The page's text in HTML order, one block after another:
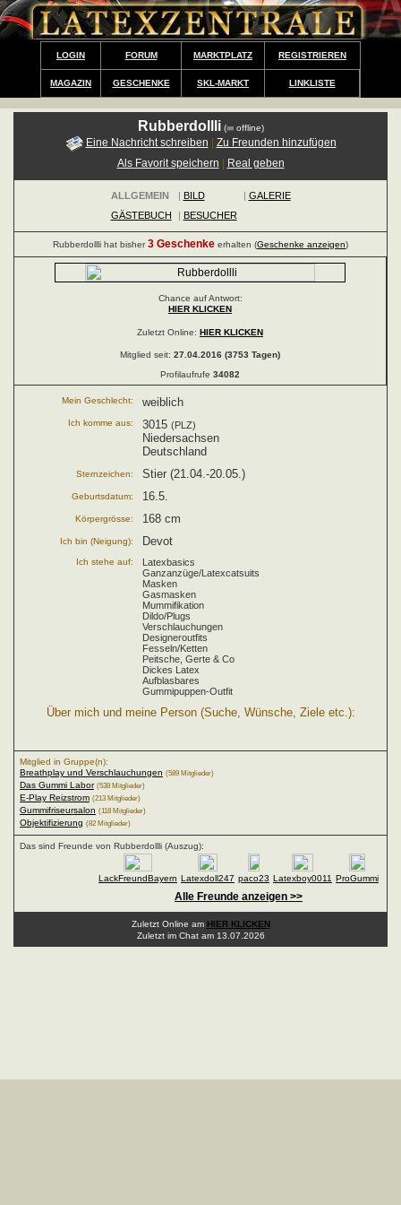
LOGIN FORUM MARKTPLATZ REGISTRIEREN
MAGAZIN GESCHENKE SKL-MARKT LINKLISTE
Rubberdollli ( offline)
Eine Nachricht schreiben
Zu Freunden hinzufügen
Als Favorit speichern
Real geben
ALLGEMEIN | BILD | GALERIE
GÄSTEBUCH
| BESUCHER
Rubberdollli hat bisher3 Geschenke erhalten (Geschenke anzeigen)
Chance auf Antwort:
HIER KLICKEN
Zuletzt Online: HIER KLICKEN
Mitglied seit: 27.04.2016 (3753 Tagen)
Profilaufrufe 34082
Mein Geschlecht: weiblich
Ich komme aus: 3015 (PLZ)
Niedersachsen
Deutschland
Sternzeichen: Stier (21.04.-20.05.)
Geburtsdatum: 16.5.
Körpergrösse: 168 cm
Ich bin (Neigung): Devot
Ich stehe auf:
Latexbasics
Ganzanzüge/Latexcatsuits
Masken
Gasmasken
Mummifikation
Dildo/Plugs
Verschlauchungen
Designeroutfits
Fesseln/Ketten
Peitsche, Gerte & Co
Dickes Latex
Aufblasbares
Gummipuppen-Outfit
Über mich und meine Person (Suche, Wünsche, Ziele etc.):
Mitglied in Gruppe(n):
Breathplay und Verschlauchungen (589 Mitglieder)
Das Gummi Labor (538 Mitglieder)
E-Play Reizstrom (213 Mitglieder)
Gummifriseursalon (118 Mitglieder)
Objektifizierung (82 Mitglieder)
Das sind Freunde von Rubberdollli (Auszug):
LackFreundBayern Latexdoll247 paco23 Latexboy0011 ProGummi
Alle Freunde anzeigen >>
Zuletzt Online am HIER KLICKEN
Zuletzt im Chat am 13.07.2026